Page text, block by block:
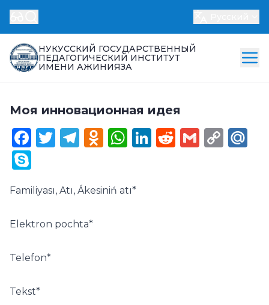
НУКУССКИЙ ГОСУДАРСТВЕННЫЙ
ПЕДАГОГИЧЕСКИЙ ИНСТИТУТ
ИМЕНИ АЖИНИЯЗА
Моя инновационная идея
Facebook
Twitter
Telegram
Odnoklassniki
WhatsApp
LinkedIn
Reddit
Gmail
Familiyası, Atı, Ákesiniń atı*
Elektron pochta*
Telefon*
Tekst*